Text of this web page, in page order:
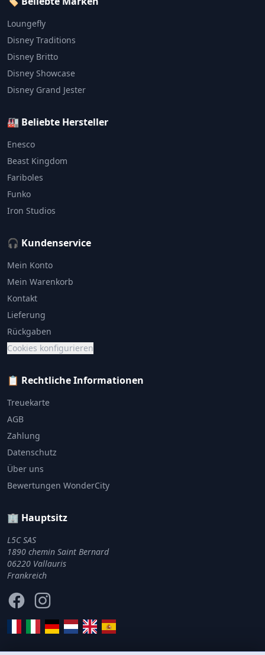
Loungefly
Disney Traditions
Disney Britto
Disney Showcase
Disney Grand Jester
🏭 Beliebte Hersteller
Enesco
Beast Kingdom
Fariboles
Funko
Iron Studios
🎧 Kundenservice
Mein Konto
Mein Warenkorb
Kontakt
Lieferung
Rückgaben
Cookies konfigurieren
📋 Rechtliche Informationen
Treuekarte
AGB
Zahlung
Datenschutz
Über uns
Bewertungen WonderCity
🏢 Hauptsitz
L5C SAS
1890 chemin Saint Bernard
06220 Vallauris
Frankreich
FacebookInstagram